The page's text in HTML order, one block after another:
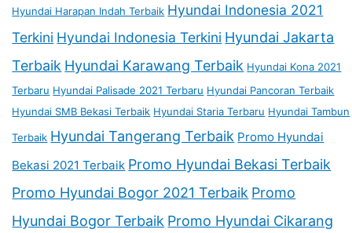
Hyundai Harapan Indah Terbaik Hyundai Indonesia 2021
Terkini Hyundai Indonesia Terkini Hyundai Jakarta
Terbaik Hyundai Karawang Terbaik Hyundai Kona 2021
Terbaru Hyundai Palisade 2021 Terbaru Hyundai Pancoran Terbaik
Hyundai SMB Bekasi Terbaik Hyundai Staria Terbaru Hyundai Tambun
Terbaik Hyundai Tangerang Terbaik Promo Hyundai
Bekasi 2021 Terbaik Promo Hyundai Bekasi Terbaik
Promo Hyundai Bogor 2021 Terbaik Promo
Hyundai Bogor Terbaik Promo Hyundai Cikarang